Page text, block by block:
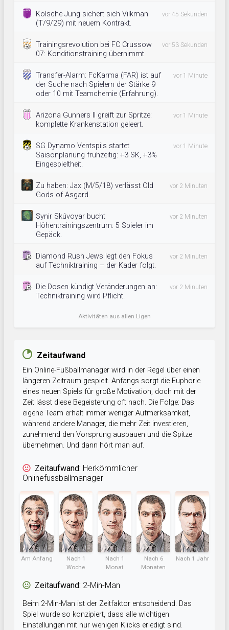
Kölsche Jung sichert sich Vilkman
(T/9/29) mit neuem Kontrakt.
vor 45 Sekunden
Trainingsrevolution bei FC Crussow
07: Konditionstraining übernimmt.
vor 53 Sekunden
Transfer-Alarm: FcKarma (FAR) ist auf
der Suche nach Spielern der Stärke 9
oder 10 mit Teamchemie (Erfahrung).
vor 1 Minute
Arizona Gunners II greift zur Spritze:
komplette Krankenstation geleert.
vor 1 Minute
SG Dynamo Ventspils startet
Saisonplanung frühzeitig: +3 SK, +3%
Eingespieltheit.
vor 1 Minute
Zu haben: Jax (M/5/18) verlässt Old
Gods of Asgard.
vor 2 Minuten
Synir Skúvoyar bucht
Höhentrainingszentrum: 5 Spieler im
Gepäck.
vor 2 Minuten
Diamond Rush Jews legt den Fokus
auf Techniktraining – der Kader folgt.
vor 2 Minuten
Die Dosen kündigt Veränderungen an:
Techniktraining wird Pflicht.
vor 2 Minuten
Aktivitäten aus allen Ligen
Zeitaufwand
Ein Online-Fußballmanager wird in der Regel über einen
längeren Zeitraum gespielt. Anfangs sorgt die Euphorie
eines neuen Spiels für große Motivation, doch mit der
Zeit lässt diese Begeisterung oft nach. Die Folge: Das
eigene Team erhält immer weniger Aufmerksamkeit,
während andere Manager, die mehr Zeit investieren,
zunehmend den Vorsprung ausbauen und die Spitze
übernehmen. Und dann hört man auf.
Zeitaufwand: Herkömmlicher
Onlinefussballmanager
Am Anfang
Nach 1
Woche
Nach 1
Monat
Nach 6
Monaten
Nach 1 Jahr
Zeitaufwand: 2-Min-Man
Beim 2-Min-Man ist der Zeitfaktor entscheidend. Das
Spiel wurde so konzipiert, dass alle wichtigen
Einstellungen mit nur wenigen Klicks erledigt sind.